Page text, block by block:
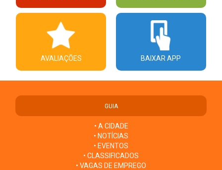
AVALIAÇÕES BAIXAR APP
GUIA
• A CIDADE
• NOTÍCIAS
• EVENTOS
• CLASSIFICADOS
• VAGAS DE EMPREGO